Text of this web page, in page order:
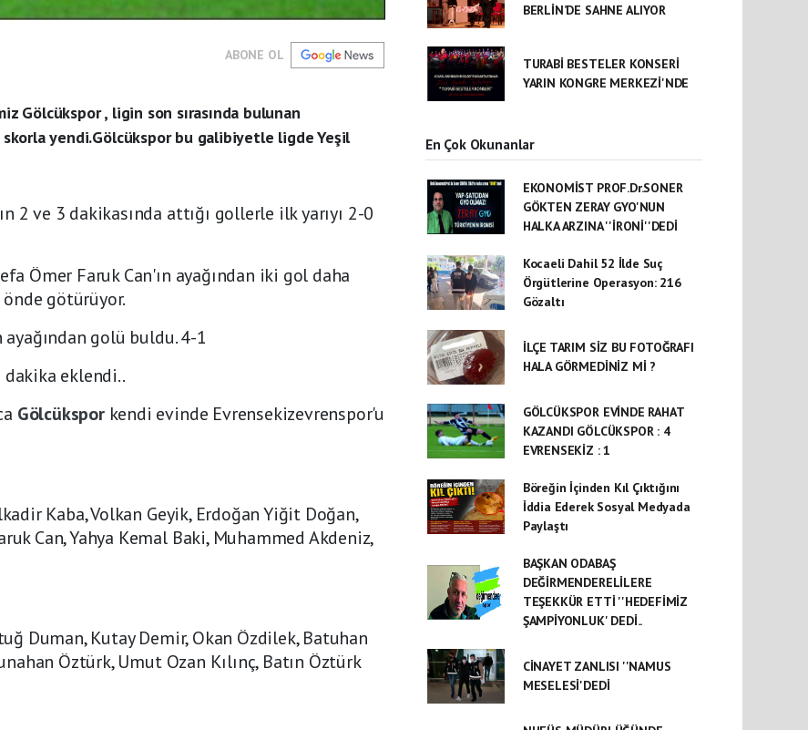
ABONE OL
Gölcükspor , ligin son sırasında bulunan
yendi.Gölcükspor bu galibiyetle ligde Yeşil
2 ve 3 dakikasında attığı gollerle ilk yarıyı 2-0
Ömer Faruk Can'ın ayağından iki gol daha
önde götürüyor.
golü buldu. 4-1
dakika eklendi..
Gölcükspor kendi evinde Evrensekizevrenspor'u
Kaba, Volkan Geyik, Erdoğan Yiğit Doğan,
Can, Yahya Kemal Baki, Muhammed Akdeniz,
Duman, Kutay Demir, Okan Özdilek, Batuhan
Öztürk, Umut Ozan Kılınç, Batın Öztürk
BERLİN’DE SAHNE ALIYOR
TURABİ BESTELER KONSERİ
YARIN KONGRE MERKEZİ'NDE
En Çok Okunanlar
EKONOMİST PROF.Dr.SONER
GÖKTEN ZERAY GYO'NUN
HALKA ARZINA ''İRONİ''DEDİ
Kocaeli Dahil 52 İlde Suç
Örgütlerine Operasyon: 216
Gözaltı
İLÇE TARIM SİZ BU FOTOĞRAFI
HALA GÖRMEDİNİZ Mİ ?
GÖLCÜKSPOR EVİNDE RAHAT
KAZANDI GÖLCÜKSPOR : 4
EVRENSEKİZ : 1
Böreğin İçinden Kıl Çıktığını
İddia Ederek Sosyal Medyada
Paylaştı
BAŞKAN ODABAŞ
DEĞİRMENDERELİLERE
TEŞEKKÜR ETTİ ''HEDEFİMİZ
ŞAMPİYONLUK' DEDİ..
CİNAYET ZANLISI ''NAMUS
MESELESİ'DEDİ